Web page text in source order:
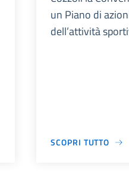
un Piano di
dell’attività
SCOPRI TUTTO